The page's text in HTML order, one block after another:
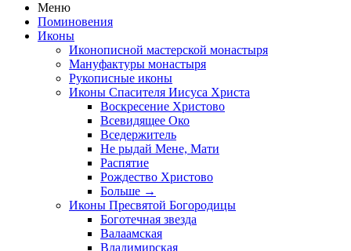
Меню
Поминовения
Иконы
Иконописной мастерской монастыря
Мануфактуры монастыря
Рукописные иконы
Иконы Спасителя Иисуса Христа
Воскресение Христово
Всевидящее Око
Вседержитель
Не рыдай Мене, Мати
Распятие
Рождество Христово
Больше →
Иконы Пресвятой Богородицы
Боготечная звезда
Валаамская
Владимирская